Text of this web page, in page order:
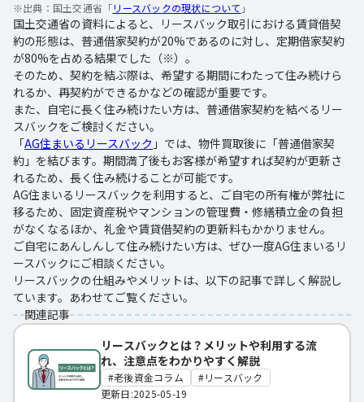
※出典： 国土交通省「リースバックの現状について 」
国土交通省の資料によると、リースバック取引における賃貸借契
約の形態は、普通借家契約が20%であるのに対し、定期借家契約
が80%を占める結果でした（※）。
そのため、契約を結ぶ際は、希望する期間にわたって住み続けら
れるか、再契約ができるかなどの確認が重要です。
また、自宅に長く住み続けたい方は、普通借家契約を結べるリー
スバックをご検討ください。
「AG住まいるリースバック 」では、物件買取後に「普通借家契
約」を結びます。期間満了後もお客様が希望すれば契約が更新さ
れるため、長く住み続けることが可能です。
AG住まいるリースバックを利用すると、ご自宅の所有権が弊社に
移るため、固定資産税やマンションの管理費・修繕積立金の負担
がなくなるほか、礼金や賃貸借契約の更新料もかかりません。
ご自宅にあんしんして住み続けたい方は、ぜひ一度AG住まいるリ
ースバックにご相談ください。
リースバックの仕組みやメリットは、以下の記事で詳しく解説し
ています。あわせてご覧ください。
関連記事
リースバックとは？メリットや利用する流
れ、注意点をわかりやすく解説
老後資金コラム
リースバック
更新日:2025-05-19